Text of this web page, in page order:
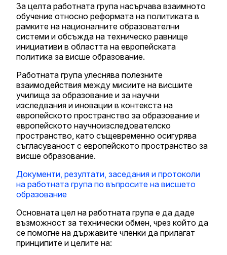
За целта работната група насърчава взаимното
обучение относно реформата на политиката в
рамките на националните образователни
системи и обсъжда на техническо равнище
инициативи в областта на европейската
политика за висше образование.
Работната група улеснява полезните
взаимодействия между мисиите на висшите
училища за образование и за научни
изследвания и иновации в контекста на
европейското пространство за образование и
европейското научноизследователско
пространство, като същевременно осигурява
съгласуваност с европейското пространство за
висше образование.
Документи, резултати, заседания и протоколи
на работната група по въпросите на висшето
образование
Основната цел на работната група е да даде
възможност за технически обмен, чрез който да
се помогне на държавите членки да прилагат
принципите и целите на: